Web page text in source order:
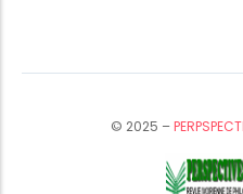
© 2025 –